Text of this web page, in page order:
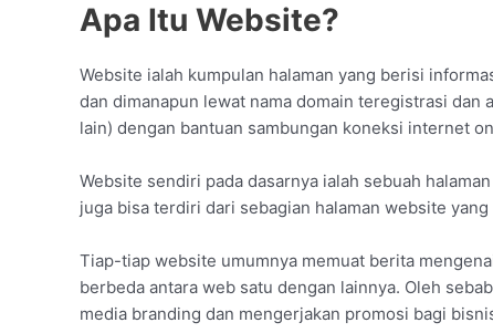
Apa Itu Website?
Website ialah kumpulan halaman yang berisi
dan dimanapun lewat nama domain teregistrasi
lain) dengan bantuan sambungan koneksi internet
Website sendiri pada dasarnya ialah sebuah
juga bisa terdiri dari sebagian halaman website
Tiap-tiap website umumnya memuat berita
berbeda antara web satu dengan lainnya. Oleh
media branding dan mengerjakan promosi bagi